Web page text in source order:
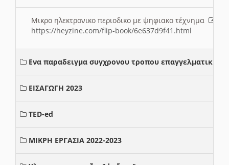
Μικρο ηλεκτρονικο περιοδικο με ψηφιακο τέχνημα
https://heyzine.com/flip-book/6e637d9f41.html
Ενα παραδειγμα συγχρονου τροπου επαγγελματικης
ΕΙΣΑΓΩΓΗ 2023
TED-ed
ΜΙΚΡΗ ΕΡΓΑΣΙΑ 2022-2023